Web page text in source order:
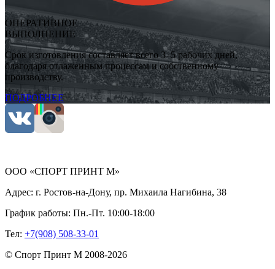
ОПЕРАТИВНОЕ
ВЫПОЛНЕНИЕ
Срок изготовления составляет всего 3–5 рабочих дней,
благодаря отлаженным процессам и собственному
производству.
ПОДРОБНЕЕ
ООО «СПОРТ ПРИНТ М»
Адрес: г. Ростов-на-Дону, пр. Михаила Нагибина, 38
График работы: Пн.-Пт. 10:00-18:00
Тел: +7(908) 508-33-01
© Спорт Принт М 2008-2026